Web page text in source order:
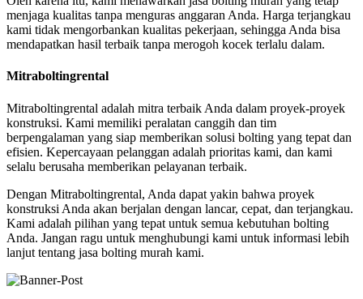
menjaga kualitas tanpa menguras anggaran Anda. Harga terjangkau
kami tidak mengorbankan kualitas pekerjaan, sehingga Anda bisa
mendapatkan hasil terbaik tanpa merogoh kocek terlalu dalam.
Mitraboltingrental
Mitraboltingrental adalah mitra terbaik Anda dalam proyek-proyek
konstruksi. Kami memiliki peralatan canggih dan tim
berpengalaman yang siap memberikan solusi bolting yang tepat dan
efisien. Kepercayaan pelanggan adalah prioritas kami, dan kami
selalu berusaha memberikan pelayanan terbaik.
Dengan Mitraboltingrental, Anda dapat yakin bahwa proyek
konstruksi Anda akan berjalan dengan lancar, cepat, dan terjangkau.
Kami adalah pilihan yang tepat untuk semua kebutuhan bolting
Anda. Jangan ragu untuk menghubungi kami untuk informasi lebih
lanjut tentang jasa bolting murah kami.